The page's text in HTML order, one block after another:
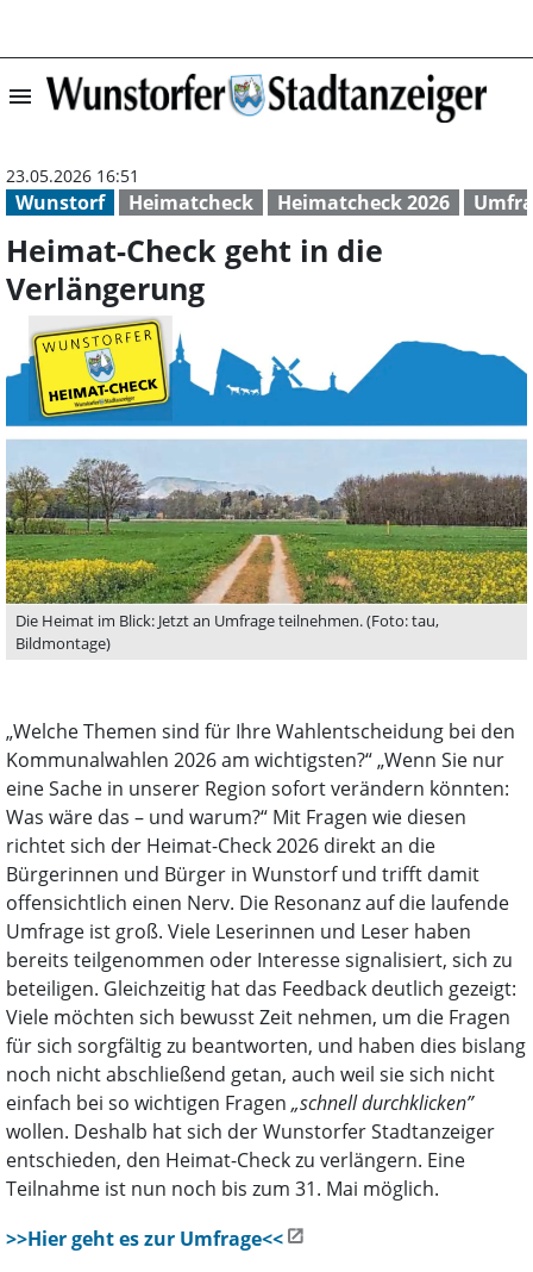
menu Heimat-Check
Wunstorf Heimatcheck Heimatcheck 2026
23.05.2026 16:51
Heimat-Check geht in die
Verlängerung
Die Heimat im Blick: Jetzt an Umfrage teilnehmen. (Foto: tau,
Bildmontage)
„Welche Themen sind für Ihre Wahlentscheidung bei den
Kommunalwahlen 2026 am wichtigsten?“ „Wenn Sie nur
eine Sache in unserer Region sofort verändern könnten:
Was wäre das – und warum?“ Mit Fragen wie diesen
richtet sich der Heimat-Check 2026 direkt an die
Bürgerinnen und Bürger in Wunstorf und trifft damit
offensichtlich einen Nerv. Die Resonanz auf die laufende
Umfrage ist groß. Viele Leserinnen und Leser haben
bereits teilgenommen oder Interesse signalisiert, sich zu
beteiligen. Gleichzeitig hat das Feedback deutlich gezeigt:
Viele möchten sich bewusst Zeit nehmen, um die Fragen
für sich sorgfältig zu beantworten, und haben dies bislang
noch nicht abschließend getan, auch weil sie sich nicht
einfach bei so wichtigen Fragen „schnell durchklicken”
wollen. Deshalb hat sich der Wunstorfer Stadtanzeiger
entschieden, den Heimat-Check zu verlängern. Eine
Teilnahme ist nun noch bis zum 31. Mai möglich.
>>Hier geht es zur Umfrage<<